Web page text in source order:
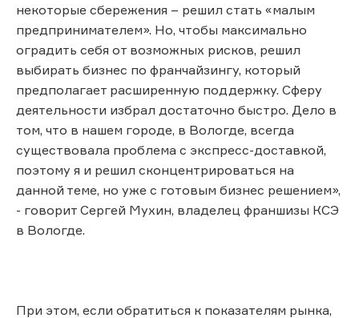
некоторые сбережения – решил стать «малым
предпринимателем». Но, чтобы максимально
оградить себя от возможных рисков, решил
выбирать бизнес по франчайзингу, который
предполагает расширенную поддержку. Сферу
деятельности избрал достаточно быстро. Дело в
том, что в нашем городе, в Вологде, всегда
существовала проблема с экспресс-доставкой,
поэтому я и решил сконцентрироваться на
данной теме, но уже с готовым бизнес решением»,
- говорит Сергей Мухин, владелец франшизы КСЭ
в Вологде.
При этом, если обратиться к показателям рынка,